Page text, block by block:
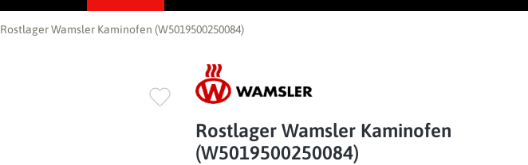
Rostlager Wamsler Kaminofen (W5019500250084)
Rostlager Wamsler Kaminofen
(W5019500250084)